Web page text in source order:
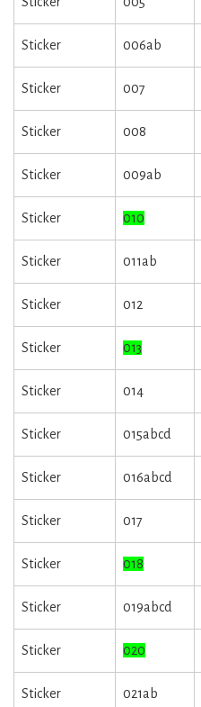
Sticker 006ab
Sticker 007
Sticker 008
Sticker 009ab
Sticker 010
Sticker 011ab
Sticker 012
Sticker 013
Sticker 014
Sticker 015abcd
Sticker 016abcd
Sticker 017
Sticker 018
Sticker 019abcd
Sticker 020
Sticker 021ab